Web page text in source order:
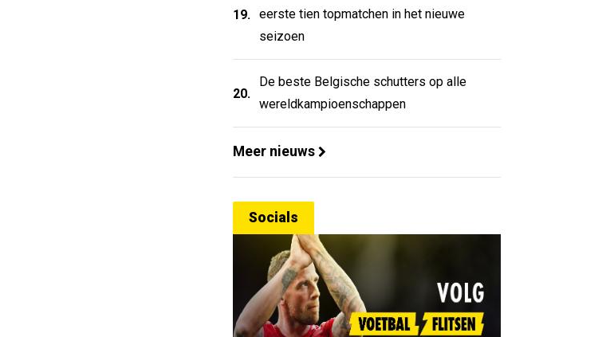
19.
eerste tien topmatchen in het nieuwe
seizoen
20.
De beste Belgische schutters op alle
wereldkampioenschappen
Meer nieuws
Socials